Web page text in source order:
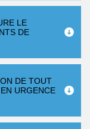
LE
DE
DE TOUT
URGENCE